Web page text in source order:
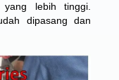
lebih tinggi.
dipasang dan